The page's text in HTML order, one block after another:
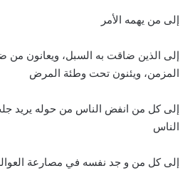
إلى من يهمه الأمر
إلى الذين ضاقت به السبل، ويعانون من
المزمن، ويئنون تحت وطئة المرض
إلى كل من انفض الناس من حوله يريد
الناس
إلى كل من و جد نفسه في مصارعة